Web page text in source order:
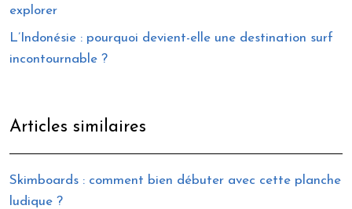
explorer
L’Indonésie : pourquoi devient-elle une destination surf
incontournable ?
Articles similaires
Skimboards : comment bien débuter avec cette planche
ludique ?